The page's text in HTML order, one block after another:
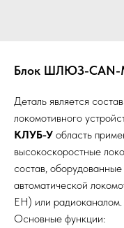
Блок ШЛЮЗ-CAN-
Деталь является
локомотивного
КЛУБ-У область
высокоскоростные
состав,
автоматической
ЕН) или радиоканалом.
Основные функции: